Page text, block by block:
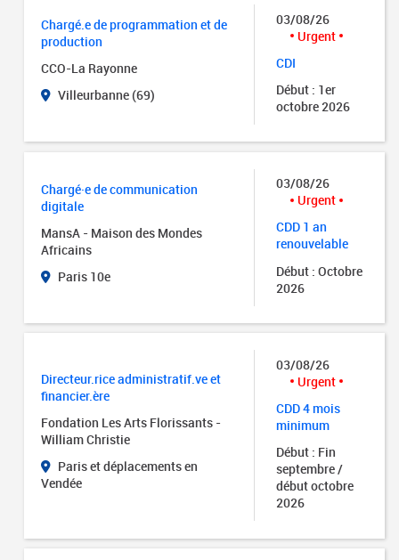
Chargé.e de programmation et de
production
CCO-La Rayonne
Villeurbanne (69)
03/08/26
Urgent
CDI
Début : 1er
octobre 2026
Chargé·e de communication
digitale
MansA - Maison des Mondes
Africains
Paris 10e
03/08/26
Urgent
CDD 1 an
renouvelable
Début : Octobre
2026
Directeur.rice administratif.ve et
financier.ère
Fondation Les Arts Florissants -
William Christie
Paris et déplacements en
Vendée
03/08/26
Urgent
CDD 4 mois
minimum
Début : Fin
septembre /
début octobre
2026